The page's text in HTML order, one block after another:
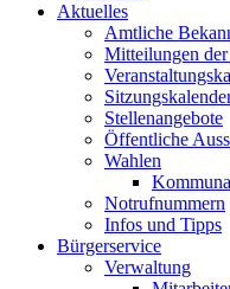
Aktuelles
Amtliche
Mitteilungen
Stellenangebote
Öffentliche
Wahlen
Notrufnummern
Infos und Tipps
Bürgerservice
Verwaltung